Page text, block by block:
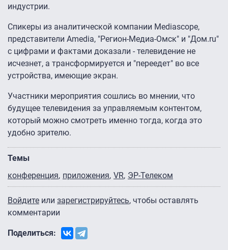
индустрии.
Спикеры из аналитической компании Mediascope,
представители Amedia, "Регион-Медиа-Омск" и "Дом.ru"
с цифрами и фактами доказали - телевидение не
исчезнет, а трансформируется и "переедет" во все
устройства, имеющие экран.
Участники мероприятия сошлись во мнении, что
будущее телевидения за управляемым контентом,
который можно смотреть именно тогда, когда это
удобно зрителю.
Темы
конференция приложения VR ЭР-Телеком
Войдите или зарегистрируйтесь, чтобы оставлять
комментарии
Поделиться: